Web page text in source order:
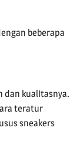
beberapa
dan kualitasnya.
teratur
sneakers